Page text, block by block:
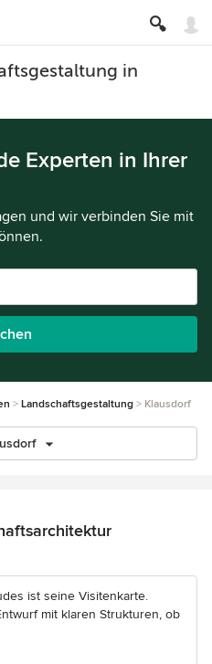
in
Experten in Ihrer
und wir verbinden Sie mit
Landschaftsgestaltung Klausdorf
von 5 Sternen
ist seine Visitenkarte.
mit klaren Strukturen, ob